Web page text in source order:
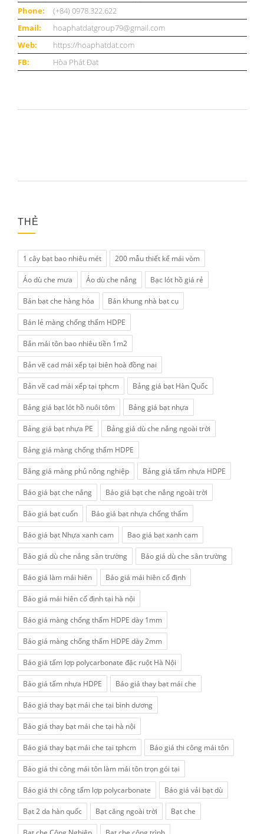
Phone:
(+84) 0978.322.622
Email:
hoaphatdatgroup79@gmail.com
Web:
https://hoaphatdat.com
FB:
Hòa Phát Đạt
THẺ
1 cây bạt bao nhiêu mét 200 mẫu thiết kế mái vòm
Áo dù che mưa Áo dù che nắng Bạc lót hồ giá rẻ
Bán bạt che hàng hóa Bán khung nhà bạt cụ
Bán lẻ màng chống thấm HDPE
Bắn mái tôn bao nhiêu tiền 1m2
Bản vẽ cad mái xếp tại biên hoà đồng nai
Bản vẽ cad mái xếp tại tphcm Bảng giá bạt Hàn Quốc
Bảng giá bạt lót hồ nuôi tôm Bảng giá bạt nhựa
Bảng giá bạt nhựa PE Bảng giá dù che nắng ngoài trời
Bảng giá màng chống thấm HDPE
Bằng giá màng phủ nông nghiệp Bảng giá tấm nhựa HDPE
Báo giá bạt che nắng Báo giá bạt che nắng ngoài trời
Báo giá bạt cuốn Báo giá bạt nhựa chống thấm
Báo giá bạt Nhựa xanh cam Bao giá bạt xanh cam
Báo giá dù che nắng sân trường Báo giá dù che sân trường
Báo giá làm mái hiên Báo giá mái hiên cố định
Báo giá mái hiên cố định tại hà nội
Báo giá màng chống thấm HDPE dày 1mm
Báo giá màng chống thấm HDPE dày 2mm
Báo giá tấm lợp polycarbonate đặc ruột Hà Nội
Báo giá tấm nhựa HDPE Báo giá thay bạt mái che
Báo giá thay bạt mái che tại bình dương
Báo giá thay bạt mái che tại hà nội
Báo giá thay bạt mái che tại tphcm Báo giá thi công mái tôn
Báo giá thi công mái tôn làm mái tôn trọn gói tại
Báo giá thi công tấm lợp polycarbonate Báo giá vải bạt dù
Bạt 2 da hàn quốc Bạt căng ngoài trời Bạt che